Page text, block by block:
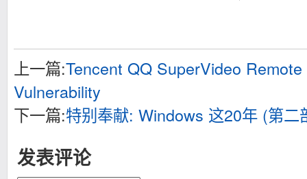
上一篇:Tencent QQ SuperVideo
Vulnerability
下一篇:特别奉献: Windows 这20年 (第二
发表评论